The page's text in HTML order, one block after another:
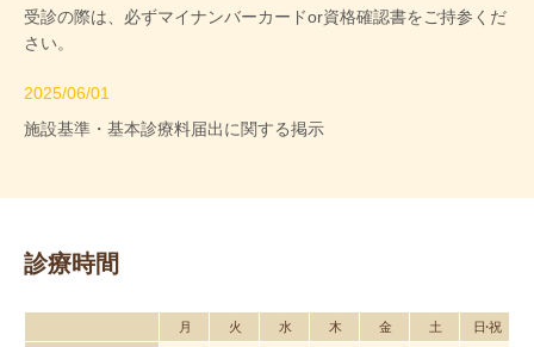
受診の際は、必ずマイナンバーカードor資格確認書をご持参くだ
さい。
2025/06/01
施設基準・基本診療料届出に関する掲示
診療時間
月 火 水 木 金 土 日・祝